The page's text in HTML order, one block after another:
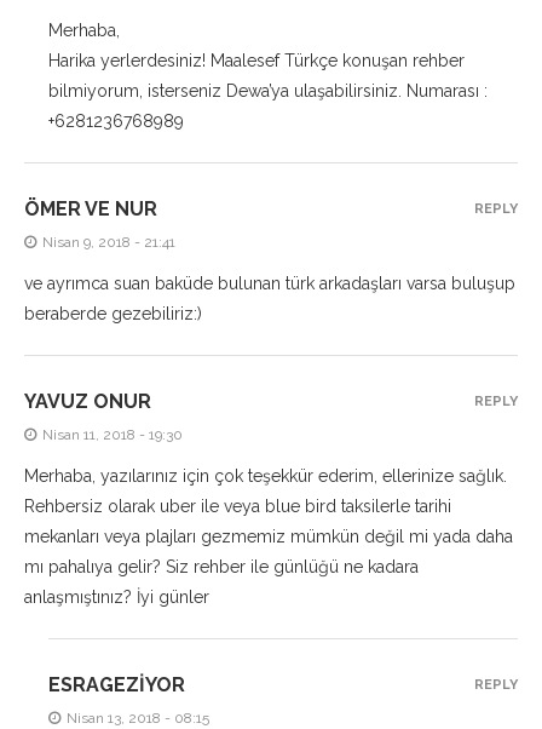
Merhaba,
Harika yerlerdesiniz! Maalesef Türkçe konuşan rehber
bilmiyorum, isterseniz Dewa’ya ulaşabilirsiniz. Numarası :
+6281236768989
ÖMER VE NUR
Nisan 9, 2018 - 21:41
ve ayrımca suan baküde bulunan türk arkadaşları varsa buluşup
beraberde gezebiliriz:)
REPLY
YAVUZ ONUR
Nisan 11, 2018 - 19:30
Merhaba, yazılarınız için çok teşekkür ederim, ellerinize sağlık.
Rehbersiz olarak uber ile veya blue bird taksilerle tarihi
mekanları veya plajları gezmemiz mümkün değil mi yada daha
mı pahalıya gelir? Siz rehber ile günlüğü ne kadara
anlaşmıştınız? İyi günler
REPLY
ESRAGEZIYOR
Nisan 13, 2018 - 08:15
REPLY